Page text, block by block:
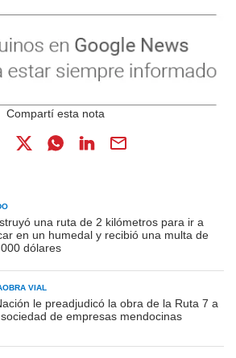
una ruta de 2 kilómetros para ir a
en un humedal y recibió una multa de
dólares
VIAL
le preadjudicó la obra de la Ruta 7 a
de empresas mendocinas